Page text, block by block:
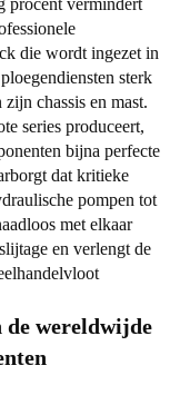
procent vermindert
die wordt ingezet in
sterk
chassis en mast.
series produceert,
bijna perfecte
dat kritieke
pompen tot
met elkaar
en verlengt de
wereldwijde